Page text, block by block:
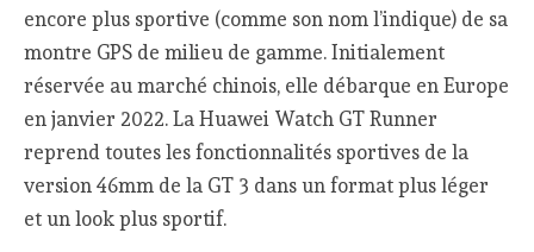
encore plus sportive (comme son nom l’indique) de sa
montre GPS de milieu de gamme. Initialement
réservée au marché chinois, elle débarque en Europe
en janvier 2022. La Huawei Watch GT Runner
reprend toutes les fonctionnalités sportives de la
version 46mm de la GT 3 dans un format plus léger
et un look plus sportif.